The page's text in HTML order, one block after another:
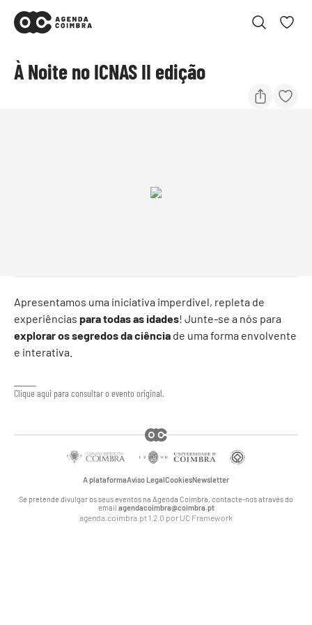
À Noite no ICNAS II edição
Apresentamos uma iniciativa imperdivel, repleta de
experiências para todas as idades! Junte-se a nós para
explorar os segredos da ciência de uma forma envolvente
e interativa.
Clique aqui para consultar o evento original.
A plataformaAviso LegalCookiesNewsletter
Se pretende divulgar os seus eventos na Agenda Coimbra, contacte-nos através do
email agendacoimbra@coimbra.pt
agenda.coimbra.pt 1.2.0 por UC Framework